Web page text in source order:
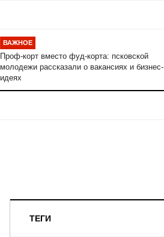
ВАЖНОЕ
Проф-корт вместо фуд-корта: псковской
молодежи рассказали о вакансиях и бизнес-
идеях
ТЕГИ